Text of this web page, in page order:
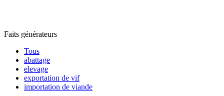
Faits générateurs
Tous
abattage
elevage
exportation de vif
importation de viande